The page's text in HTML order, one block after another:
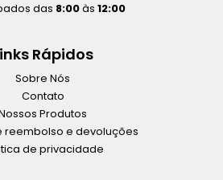
das 8:00às 12:00
Rápidos
Sobre Nós
Contato
Produtos
reembolso e devoluções
de privacidade